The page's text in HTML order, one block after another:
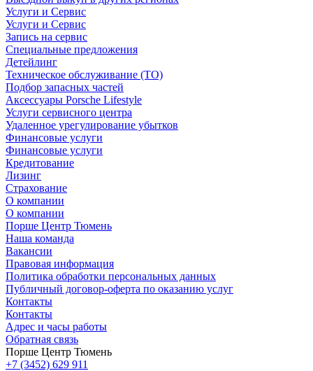
Услуги и Сервис
Услуги и Сервис
Запись на сервис
Специальные предложения
Детейлинг
Техническое обслуживание (ТО)
Подбор запасных частей
Аксессуары Porsche Lifestyle
Услуги сервисного центра
Удаленное урегулирование убытков
Финансовые услуги
Финансовые услуги
Кредитование
Лизинг
Страхование
О компании
О компании
Порше Центр Тюмень
Наша команда
Вакансии
Правовая информация
Политика обработки персональных данных
Публичный договор-оферта по оказанию услуг
Контакты
Контакты
Адрес и часы работы
Обратная связь
Порше Центр Тюмень
+7 (3452) 629 911